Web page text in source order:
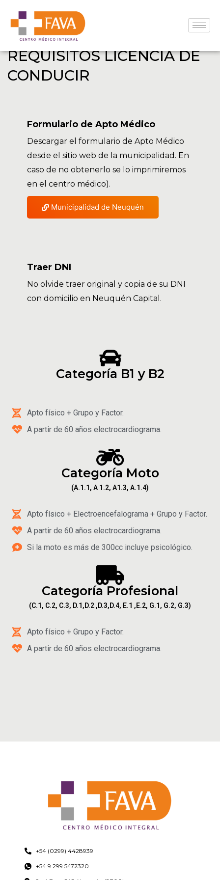
APTITUD PSICOFÍSICA
REQUISITOS LICENCIA DE
CONDUCIR
Formulario de Apto Médico
Descargar el formulario de Apto Médico
desde el sitio web de la municipalidad. En
caso de no obtenerlo se lo imprimiremos
en el centro médico).
Municipalidad de Neuquén
Traer DNI
No olvide traer original y copia de su DNI
con domicilio en Neuquén Capital.
Categoría B1 y B2
Apto físico + Grupo y Factor.
A partir de 60 años electrocardiograma.
Categoría Moto
(A.1.1, A 1.2, A1.3, A.1.4)
Apto físico + Electroencefalograma + Grupo y Factor.
A partir de 60 años electrocardiograma.
Si la moto es más de 300cc incluye psicológico.
Categoría Profesional
(C.1, C.2, C.3, D.1,D.2 ,D.3,D.4, E.1 ,E.2, G.1, G.2, G.3)
Apto físico + Grupo y Factor.
A partir de 60 años electrocardiograma.
+54 (0299) 4428939
+54 9 299 5472320